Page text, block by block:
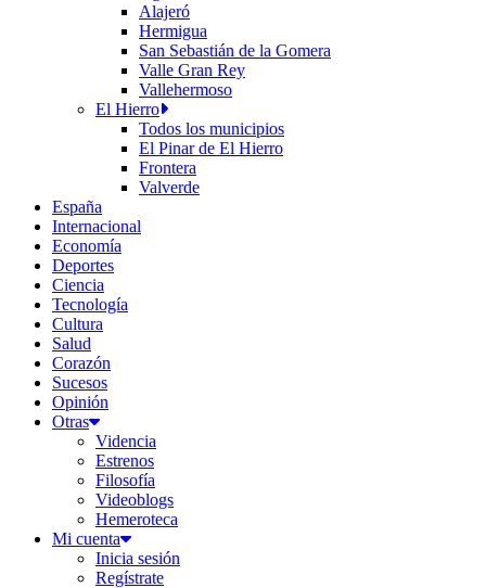
Alajeró
Hermigua
San Sebastián de la Gomera
Valle Gran Rey
Vallehermoso
El Hierro
Todos los municipios
El Pinar de El Hierro
Frontera
Valverde
España
Internacional
Economía
Deportes
Ciencia
Tecnología
Cultura
Salud
Corazón
Sucesos
Opinión
Otras
Videncia
Estrenos
Filosofía
Videoblogs
Hemeroteca
Mi cuenta
Inicia sesión
Regístrate